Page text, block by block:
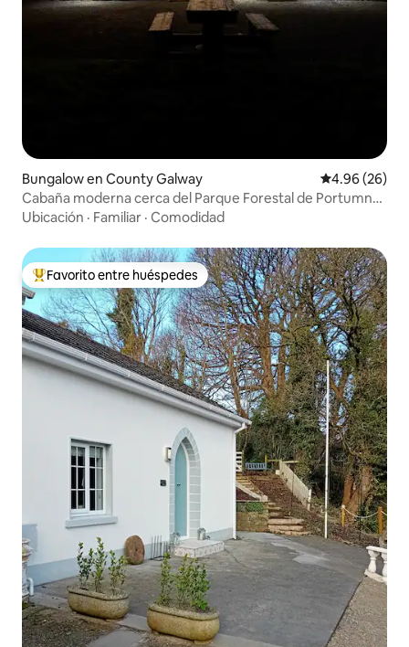
Bungalow en County Galway Calificación
4.96 (26)
Cabaña moderna cerca del Parque Forestal de Portumna
con capacidad para 6 personas
Ubicación · Familiar · Comodidad
Favorito entre huéspedes preferido
Favorito entre huéspedes